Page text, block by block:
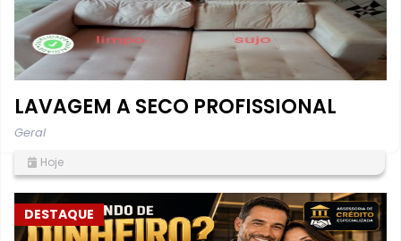
LAVAGEM A SECO PROFISSIONAL
Geral
Hoje
DESTAQUE